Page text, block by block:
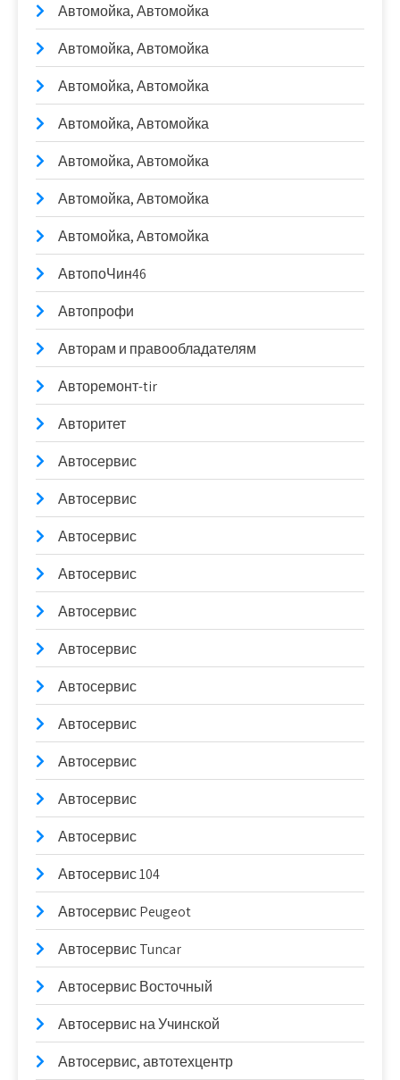
Автомойка, Автомойка
Автомойка, Автомойка
Автомойка, Автомойка
Автомойка, Автомойка
Автомойка, Автомойка
Автомойка, Автомойка
Автомойка, Автомойка
АвтопоЧин46
Автопрофи
Авторам и правообладателям
Авторемонт-tir
Авторитет
Автосервис
Автосервис
Автосервис
Автосервис
Автосервис
Автосервис
Автосервис
Автосервис
Автосервис
Автосервис
Автосервис
Автосервис 104
Автосервис Peugeot
Автосервис Tuncar
Автосервис Восточный
Автосервис на Учинской
Автосервис, автотехцентр